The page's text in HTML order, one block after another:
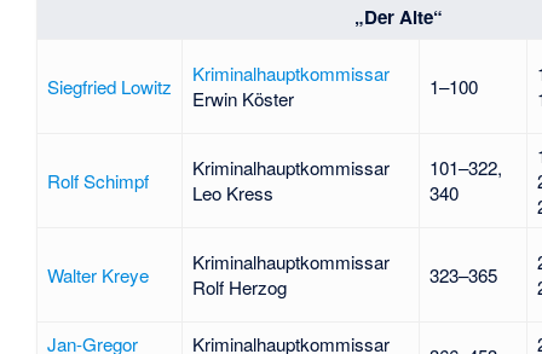
„Der Alte“
Siegfried Lowitz
Kriminalhauptkommissar
Erwin Köster
1–100
Rolf Schimpf
Kriminalhauptkommissar
Leo Kress
101–322,
340
Walter Kreye
Kriminalhauptkommissar
Rolf Herzog
323–365
Jan-Gregor Kriminalhauptkommissar